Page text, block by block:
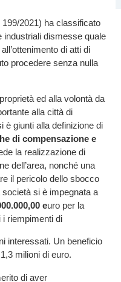
2021) ha classificato
industriali dismesse quale
di atti di
procedere senza nulla
ed alla volontà da
alla città di
è giunti alla definizione di
di compensazione e
la realizzazione di
dell’area, nonché una
il pericolo dello sbocco
si è impegnata a
euro per la
i riempimenti di
interessati. Un beneficio
milioni di euro.
di aver